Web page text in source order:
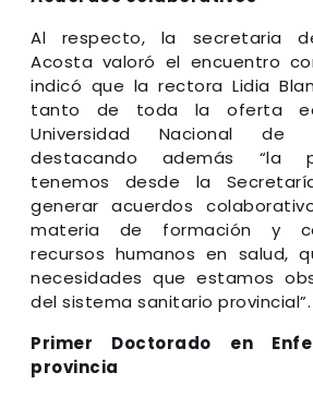
Al respecto, la secretaria
Acosta valoró el encuentro
indicó que la rectora Lidia
tanto de toda la oferta
Universidad Nacional de
destacando además “la
tenemos desde la
generar acuerdos
materia de formación y
recursos humanos en salud,
necesidades que estamos
del sistema sanitario provincial”.
Primer Doctorado en
provincia